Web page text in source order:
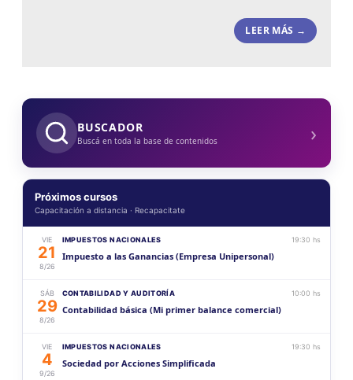
LEER MÁS →
BUSCADOR
Buscá en toda la base de contenidos ›
Próximos cursos
Capacitación a distancia · Recapacitate
VIE
21
8/26
IMPUESTOS NACIONALES 19:30 hs
Impuesto a las Ganancias (Empresa Unipersonal)
SÁB
29
8/26
CONTABILIDAD Y AUDITORÍA 10:00 hs
Contabilidad básica (Mi primer balance comercial)
VIE
4
9/26
IMPUESTOS NACIONALES 19:30 hs
Sociedad por Acciones Simplificada